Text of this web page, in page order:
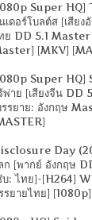
Super
เดอร์โบลต์ส [เสีย
ย DD 5.1
[MKV]
Super HQ]
พ่าย [เสียงจีน DD
รรยาย: อังกฤษ
Day
ก [พากย์ อังกฤษ
บ: ไทย]-[H264]
รยายไทย]